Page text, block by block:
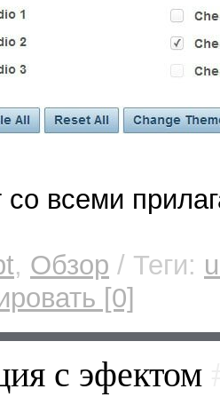
всеми
, Обзор / Теги:
[0]
с эфектом